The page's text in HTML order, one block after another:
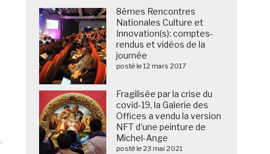
8èmes Rencontres
Nationales Culture et
Innovation(s): comptes-
rendus et vidéos de la
journée
posté le 12 mars 2017
Fragilisée par la crise du
covid-19, la Galerie des
Offices a vendu la version
NFT d’une peinture de
Michel-Ange
posté le 23 mai 2021